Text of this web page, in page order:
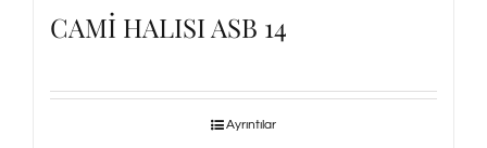
CAMİ HALISI ASB 14
Ayrıntılar